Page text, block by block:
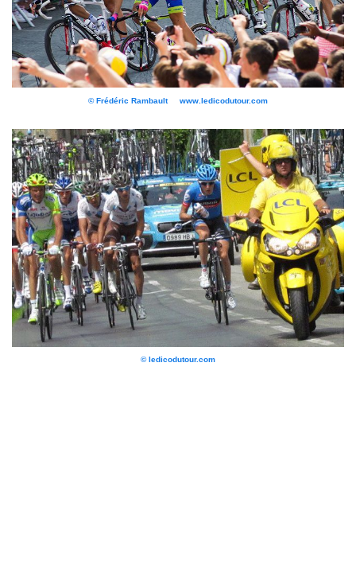
© Frédéric Rambault www.ledicodutour.com
© ledicodutour.com